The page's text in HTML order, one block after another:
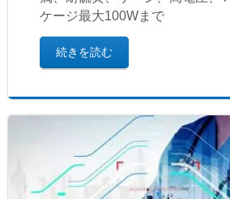
ケージ最大100Wまで
続きを読む